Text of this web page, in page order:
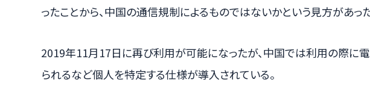
ったことから、中国の通信規制によるものではないかという見方があった
2019年11月17日に再び利用が可能になったが、中国では利用の際に
られるなど個人を特定する仕様が導入されている。